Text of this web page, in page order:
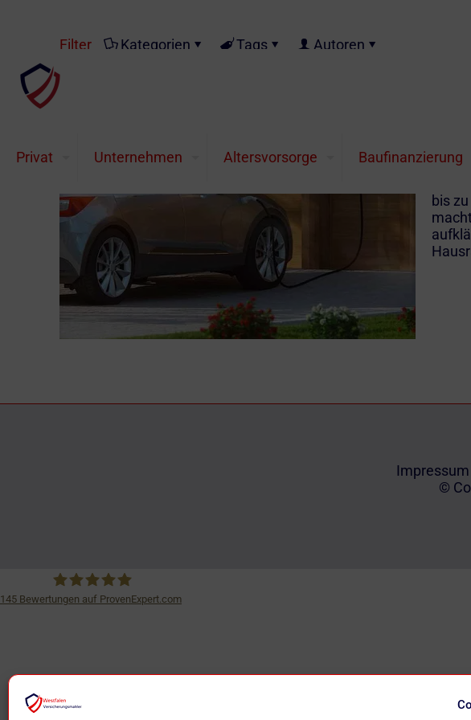
Privat Unternehmen Altersvorsorge Baufinanzierung
Filter Kategorien Tags Autoren
bis
Impressum
©
145 Bewertungen auf ProvenExpert.com